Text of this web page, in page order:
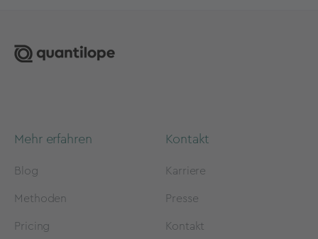
Mehr erfahren
Blog
Methoden
Pricing
Kontakt
Karriere
Presse
Kontakt